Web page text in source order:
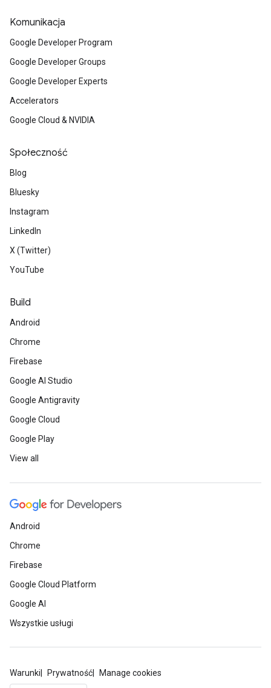
Komunikacja
Google Developer Program
Google Developer Groups
Google Developer Experts
Accelerators
Google Cloud & NVIDIA
Społeczność
Blog
Bluesky
Instagram
LinkedIn
X (Twitter)
YouTube
Build
Android
Chrome
Firebase
Google AI Studio
Google Antigravity
Google Cloud
Google Play
View all
Android
Chrome
Firebase
Google Cloud Platform
Google AI
Wszystkie usługi
Warunki Prywatność Manage cookies